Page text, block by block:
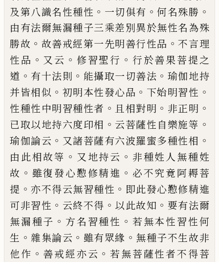
及第八識名性種性 。 一切俱有 。何名殊勝 。
由有法爾無漏種子三乘差別異於無性名為殊
勝故 。 故善戒經第一先明善行性品 。不言理
性品 。 又云 。 修習聖行 。 行於善果菩提之
道 。 有十法則 。 能攝取一切善法 。 瑜伽地持
并皆相似 。 初明本性發心品 。 下始明習性 。
性種性中明習種性者 。 且相對明 。 非正明 。
已取以地持六度印相 。 云菩薩性自樂施等 。
瑜伽論云 。 又諸菩薩有六波羅蜜多種性相 。
由此相故等 。 又地持云 。 非種姓人無種姓
故 。 雖復發心懃修精進 。 必不究竟阿耨菩
提 。亦不得云無習種性 。 即此發心懃修精進
可非習性 。 云終不得 。 以此故知 。 要有法爾
無漏種子 。 方名習種性 。 若無本性習性何
生 。 雜集論云 。 雖有眾緣 。 無種子不生故非
他作 。 善戒經亦云 。若無菩薩性者不得菩